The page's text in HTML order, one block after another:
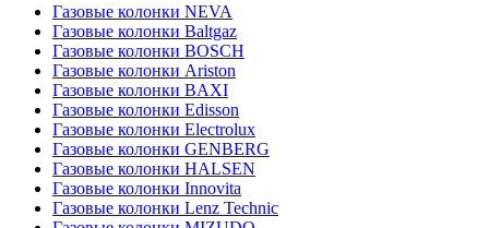
Газовые колонки NEVA
Газовые колонки Baltgaz
Газовые колонки BOSCH
Газовые колонки Ariston
Газовые колонки BAXI
Газовые колонки Edisson
Газовые колонки Electrolux
Газовые колонки GENBERG
Газовые колонки HALSEN
Газовые колонки Innovita
Газовые колонки Lenz Technic